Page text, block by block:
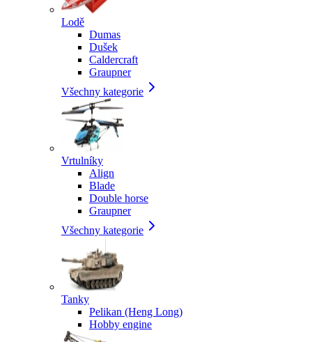
Lodě
Dumas
Dušek
Caldercraft
Graupner
Všechny kategorie
Vrtulníky
Align
Blade
Double horse
Graupner
Všechny kategorie
Tanky
Pelikan (Heng Long)
Hobby engine